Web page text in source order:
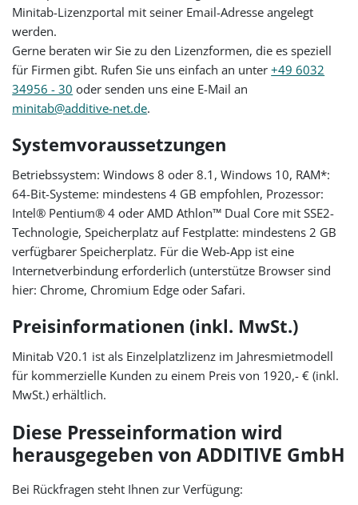
Minitab-Lizenzportal mit seiner Email-Adresse angelegt
werden.
Gerne beraten wir Sie zu den Lizenzformen, die es speziell
für Firmen gibt. Rufen Sie uns einfach an unter+49 6032
34956 - 30 oder senden uns eine E-Mail an
minitab@additive-net.de.
Systemvoraussetzungen
Betriebssystem: Windows 8 oder 8.1, Windows 10, RAM*:
64-Bit-Systeme: mindestens 4 GB empfohlen, Prozessor:
Intel® Pentium® 4 oder AMD Athlon™ Dual Core mit SSE2-
Technologie, Speicherplatz auf Festplatte: mindestens 2 GB
verfügbarer Speicherplatz. Für die Web-App ist eine
Internetverbindung erforderlich (unterstütze Browser sind
hier: Chrome, Chromium Edge oder Safari.
Preisinformationen (inkl. MwSt.)
Minitab V20.1 ist als Einzelplatzlizenz im Jahresmietmodell
für kommerzielle Kunden zu einem Preis von 1920,- € (inkl.
MwSt.) erhältlich.
Diese Presseinformation wird
herausgegeben von ADDITIVE GmbH
Bei Rückfragen steht Ihnen zur Verfügung: